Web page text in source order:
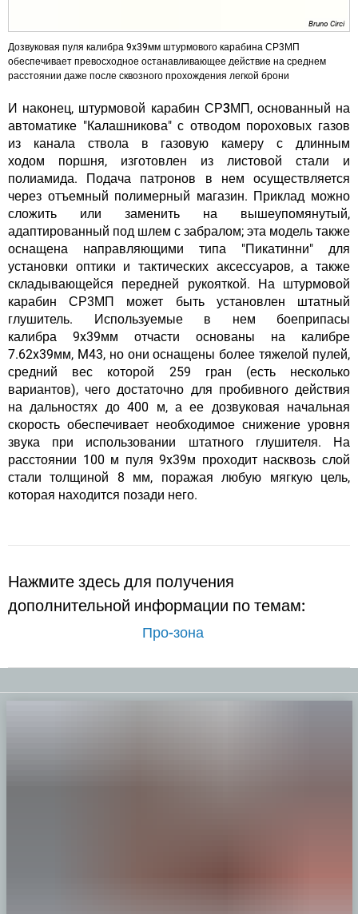
Bruno Circi
Дозвуковая пуля калибра 9x39мм штурмового карабина СР3МП
обеспечивает превосходное останавливающее действие на среднем
расстоянии даже после сквозного прохождения легкой брони
И наконец, штурмовой карабин СР3МП , основанный на
автоматике "Калашникова" с отводом пороховых газов
из канала ствола в газовую камеру с длинным
ходом поршня, изготовлен из листовой стали и
полиамида. Подача патронов в нем осуществляется
через отъемный полимерный магазин. Приклад можно
сложить или заменить на вышеупомянутый,
адаптированный под шлем с забралом; эта модель также
оснащена направляющими типа "Пикатинни" для
установки оптики и тактических аксессуаров, а также
складывающейся передней рукояткой. На штурмовой
карабин СР3МП может быть установлен штатный
глушитель. Используемые в нем боеприпасы
калибра 9x39мм отчасти основаны на калибре
7.62x39мм, M43, но они оснащены более тяжелой пулей,
средний вес которой 259 гран (есть несколько
вариантов), чего достаточно для пробивного действия
на дальностях до 400 м, а ее дозвуковая начальная
скорость обеспечивает необходимое снижение уровня
звука при использовании штатного глушителя. На
расстоянии 100 м пуля 9x39м проходит насквозь слой
стали толщиной 8 мм, поражая любую мягкую цель,
которая находится позади него.
Нажмите здесь для получения
дополнительной информации по темам:
Про-зона